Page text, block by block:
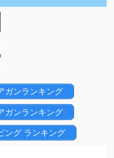
ンランキング
ンランキング
ング ランキング